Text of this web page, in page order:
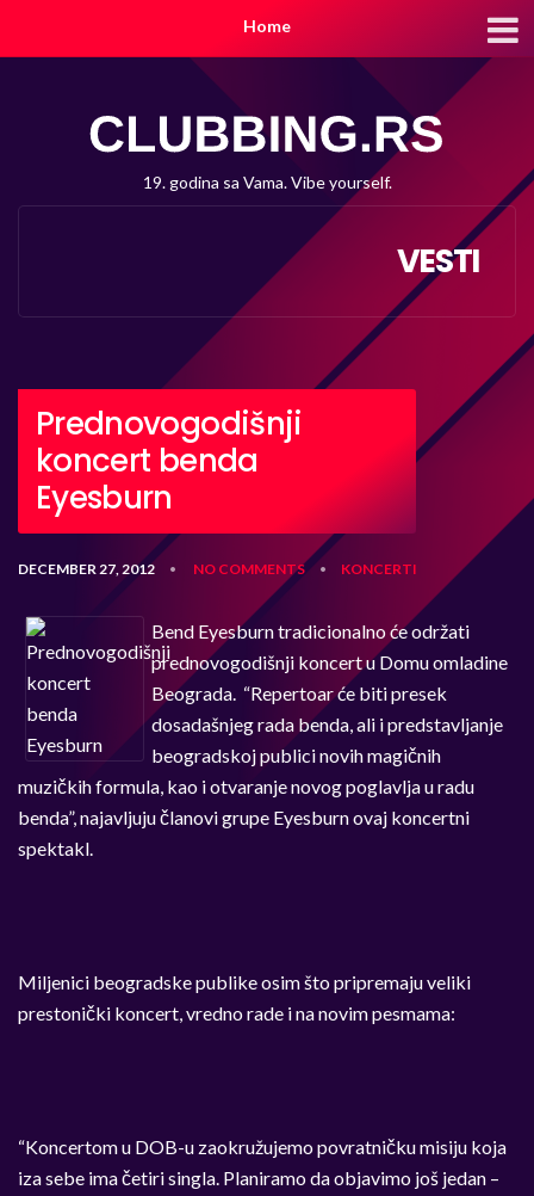
Home
19. godina sa Vama. Vibe yourself.
VESTI
Prednovogodišnji
koncert benda
Eyesburn
DECEMBER 27, 2012 • NO COMMENTS • KONCERTI
Bend Eyesburn tradicionalno će održati
prednovogodišnji koncert u Domu omladine
Beograda. “Repertoar će biti presek
dosadašnjeg rada benda, ali i predstavljanje
beogradskoj publici novih magičnih
muzičkih formula, kao i otvaranje novog poglavlja u radu
benda”, najavljuju članovi grupe Eyesburn ovaj koncertni
spektakl.
Miljenici beogradske publike osim što pripremaju veliki
prestonički koncert, vredno rade i na novim pesmama:
“Koncertom u DOB-u zaokružujemo povratničku misiju koja
iza sebe ima četiri singla. Planiramo da objavimo još jedan –